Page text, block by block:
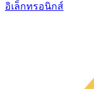
อิเล็กทรอนิกส์